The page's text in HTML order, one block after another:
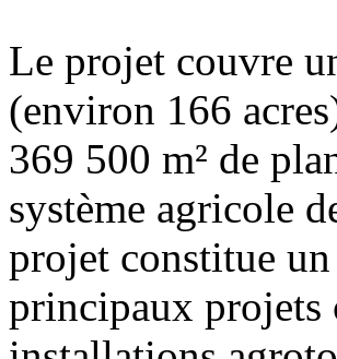
Le projet couvre
(environ 166
369 500 m² de
système agricole
projet constitue
principaux projets